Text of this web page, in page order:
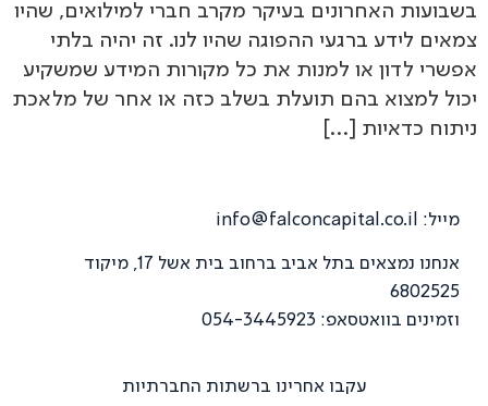
בשבועות האחרונים בעיקר מקרב חברי למילואים, שהיו
צמאים לידע ברגעי ההפוגה שהיו לנו. זה יהיה בלתי
אפשרי לדון או למנות את כל מקורות המידע שמשקיע
יכול למצוא בהם תועלת בשלב כזה או אחר של מלאכת
ניתוח כדאיות […]
מייל: info@falconcapital.co.il
אנחנו נמצאים בתל אביב ברחוב בית אשל 17, מיקוד
6802525
וזמינים בוואטסאפ: 054-3445923
עקבו אחרינו ברשתות החברתיות